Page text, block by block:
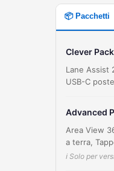
📦 Pacchetti
Clever
Lane Assist
USB-C
Advanced
Area View
a terra,
ℹ️ Solo per